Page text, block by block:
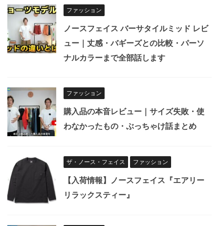
ファッション
ノースフェイス バーサタイルミッド レビ
ュー｜丈感・バギーズとの比較・パーソ
ナルカラーまで全部話します
ファッション
購入品の本音レビュー｜サイズ失敗・使
わなかったもの・ぶっちゃけ話まとめ
ザ・ノース・フェイス ファッション
【入荷情報】ノースフェイス『エアリー
リラックスティー』